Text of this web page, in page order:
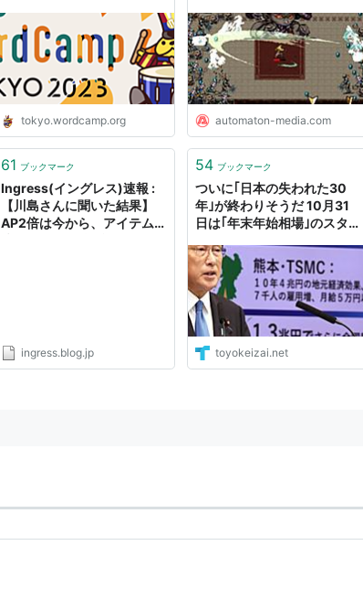
WordCamp Tokyo 2015 を
開催します!
tokyo.wordcamp.org
ァンパイアのいないゲーム
に、ヴァンパイアハンターが
来る - AUTOMATON
automaton-media.com
61 ブックマーク
Ingress(イングレス)速報 :
【川島さんに聞いた結果】
AP2倍は今から、アイテム3
ingress.blog.jp
54 ブックマーク
ついに｢日本の失われた30
年｣が終わりそうだ 10月31
日は｢年末年始相場｣のスター
toyokeizai.net